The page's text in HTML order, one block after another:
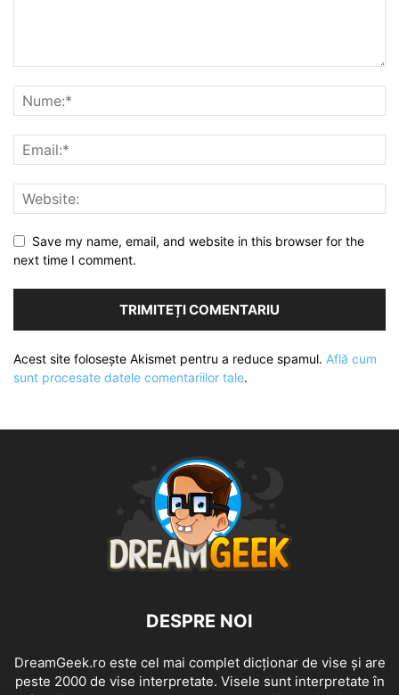
Save my name, email, and website in this browser for the
next time I comment.
Acest site folosește Akismet pentru a reduce spamul. Află cum
sunt procesate datele comentariilor tale.
DESPRE NOI
DreamGeek.ro este cel mai complet dicționar de vise și are
peste 2000 de vise interpretate. Visele sunt interpretate în